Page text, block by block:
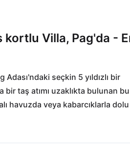
kortlu Villa, Pag'da -
seçkin 5 yıldızlı bir
bir taş atımı uzaklıkta bulunan bu
havuzda veya kabarcıklarla dolu
saha tenisinde meydan okumaya
- yakındaki gurme
Villa Plant Luxury 2,